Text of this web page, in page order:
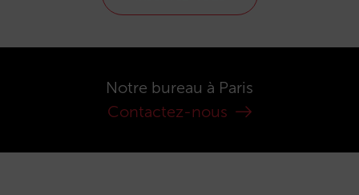
Notre bureau à Paris
Contactez-nous